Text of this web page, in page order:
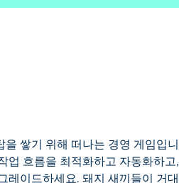
쌓기 위해 떠나는 경영 게임입니
업 흐름을 최적화하고 자동화하고,
레이드하세요. 돼지 새끼들이 거대